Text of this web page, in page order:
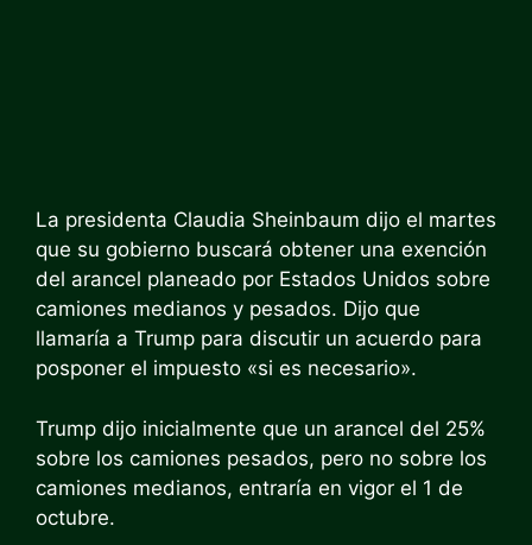
La presidenta Claudia Sheinbaum dijo el martes
que su gobierno buscará obtener una exención
del arancel planeado por Estados Unidos sobre
camiones medianos y pesados. Dijo que
llamaría a Trump para discutir un acuerdo para
posponer el impuesto «si es necesario».
Trump dijo inicialmente que un arancel del 25%
sobre los camiones pesados, pero no sobre los
camiones medianos, entraría en vigor el 1 de
octubre.